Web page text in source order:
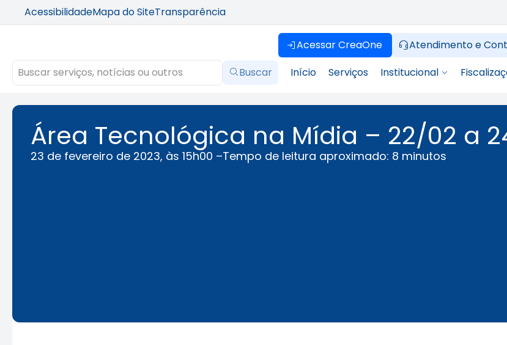
AcessibilidadeMapa do SiteTransparência
Acessar CreaOne
Atendimento e
Buscar
Início Serviços Institucional
Área Tecnológica na Mídia – 22/02 a
23 de fevereiro de 2023, às 15h00 –Tempo de leitura aproximado: 8 minutos